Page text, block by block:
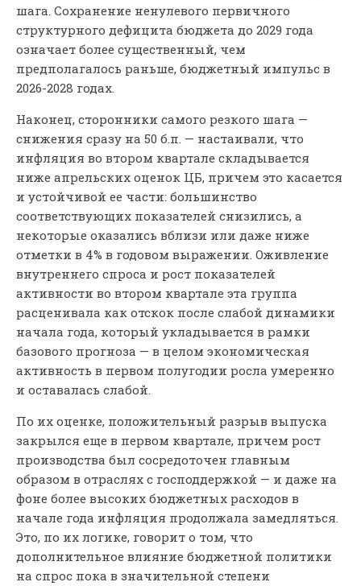
шага. Сохранение ненулевого первичного
структурного дефицита бюджета до 2029 года
означает более существенный, чем
предполагалось раньше, бюджетный импульс в
2026-2028 годах.
Наконец, сторонники самого резкого шага —
снижения сразу на 50 б.п. — настаивали, что
инфляция во втором квартале складывается
ниже апрельских оценок ЦБ, причем это касается
и устойчивой ее части: большинство
соответствующих показателей снизились, а
некоторые оказались вблизи или даже ниже
отметки в 4% в годовом выражении. Оживление
внутреннего спроса и рост показателей
активности во втором квартале эта группа
расценивала как отскок после слабой динамики
начала года, который укладывается в рамки
базового прогноза — в целом экономическая
активность в первом полугодии росла умеренно
и оставалась слабой.
По их оценке, положительный разрыв выпуска
закрылся еще в первом квартале, причем рост
производства был сосредоточен главным
образом в отраслях с господдержкой — и даже на
фоне более высоких бюджетных расходов в
начале года инфляция продолжала замедляться.
Это, по их логике, говорит о том, что
дополнительное влияние бюджетной политики
на спрос пока в значительной степени